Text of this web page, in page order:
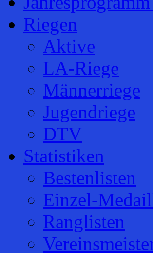
Riegen
Aktive
LA-Riege
Männerriege
Jugendriege
DTV
Statistiken
Bestenlisten
Einzel-
Ranglisten